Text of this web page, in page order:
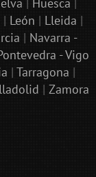
| Huesca |
| León | Lleida |
| Navarra -
- Vigo
| Tarragona |
| Zamora